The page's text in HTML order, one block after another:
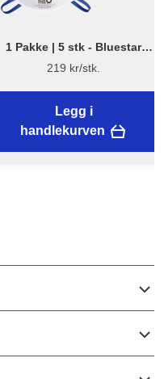
1 Pakke | 5 stk - Bluestar
Støvmaske med ventil - 5 stk.
219 kr/stk.
Legg i
handlekurven